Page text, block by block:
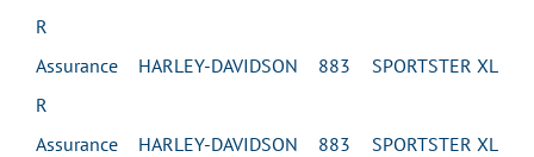
R
Assurance HARLEY-DAVIDSON 883 SPORTSTER XL
R
Assurance HARLEY-DAVIDSON 883 SPORTSTER XL